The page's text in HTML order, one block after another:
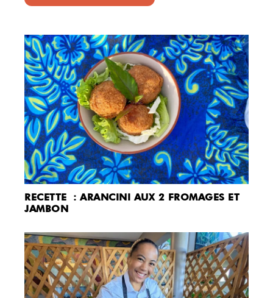
RECETTE : ARANCINI AUX 2 FROMAGES ET
JAMBON